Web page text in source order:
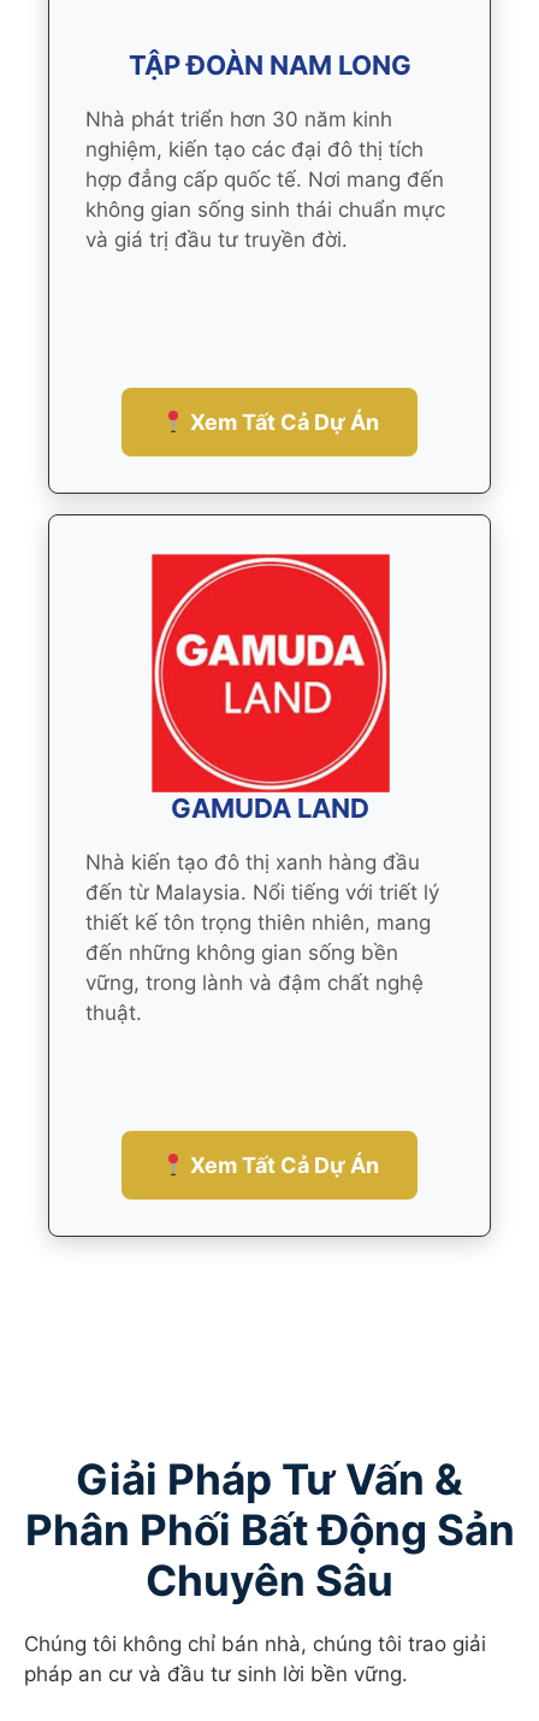
TẬP ĐOÀN NAM LONG
Nhà phát triển hơn 30 năm kinh
nghiệm, kiến tạo các đại đô thị tích
hợp đẳng cấp quốc tế. Nơi mang đến
không gian sống sinh thái chuẩn mực
và giá trị đầu tư truyền đời.
Xem Tất Cả Dự Án
GAMUDA LAND
Nhà kiến tạo đô thị xanh hàng đầu
đến từ Malaysia. Nổi tiếng với triết lý
thiết kế tôn trọng thiên nhiên, mang
đến những không gian sống bền
vững, trong lành và đậm chất nghệ
thuật.
Xem Tất Cả Dự Án
Giải Pháp Tư Vấn &
Phân Phối Bất Động Sản
Chuyên Sâu
Chúng tôi không chỉ bán nhà, chúng tôi trao giải
pháp an cư và đầu tư sinh lời bền vững.